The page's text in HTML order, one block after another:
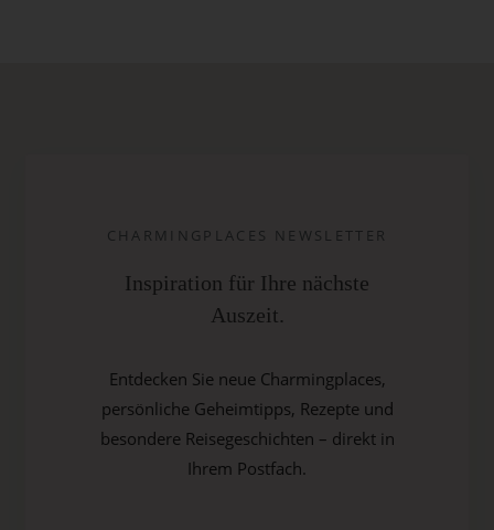
CHARMINGPLACES NEWSLETTER
Inspiration für Ihre nächste
Auszeit.
Entdecken Sie neue Charmingplaces,
persönliche Geheimtipps, Rezepte und
besondere Reisegeschichten – direkt in
Ihrem Postfach.